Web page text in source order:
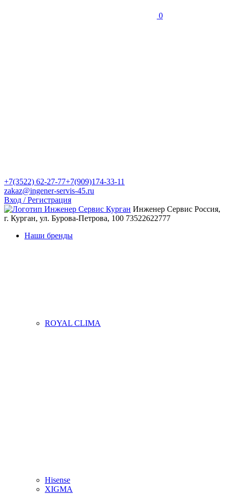
0
+7(3522) 62-27-77+7(909)174-33-11
zakaz@ingener-servis-45.ru
Вход / Регистрация
Инженер Сервис Россия,
г. Курган, ул. Бурова-Петрова, 100 73522622777
Наши бренды
ROYAL CLIMA
Hisense
XIGMA